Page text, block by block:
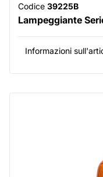
Codice 39225B
Lampeggiante
Informazioni